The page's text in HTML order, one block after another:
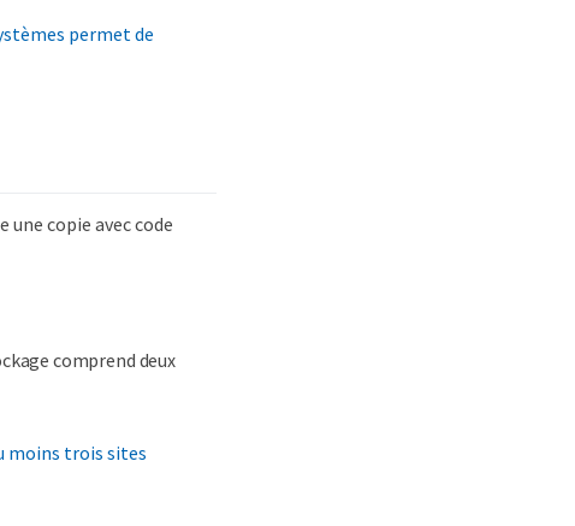
permet de
copie avec code
comprend deux
moins trois sites